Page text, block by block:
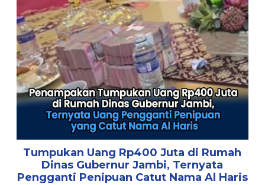
Tumpukan Uang Rp400 Juta di Rumah
Dinas Gubernur Jambi, Ternyata
Pengganti Penipuan Catut Nama Al Haris